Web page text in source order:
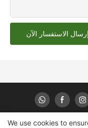
إرسال الاستفسار الآن
We use cookies to